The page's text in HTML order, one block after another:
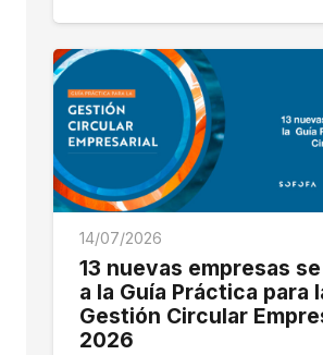
14/07/2026
13 nuevas empresas
a la Guía Práctica para
Gestión Circular
2026